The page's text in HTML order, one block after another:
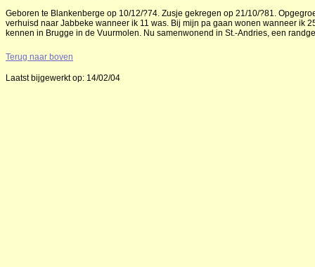
Geboren te Blankenberge op 10/12/?74. Zusje gekregen op 21/10/?81.
verhuisd naar Jabbeke wanneer ik 11 was. Bij mijn pa gaan wonen wanneer ik
kennen in Brugge in de Vuurmolen. Nu samenwonend in St.-Andries, een
Terug naar boven
Laatst bijgewerkt op: 14/02/04